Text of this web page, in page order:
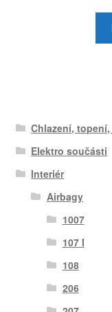
Chlazení,
Elektro součásti
Interiér
Airbagy
1007
107 I
108
206